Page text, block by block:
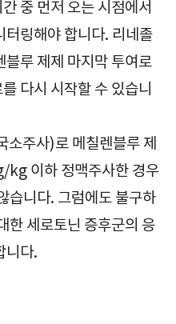
중 먼저 오는 시점에서
터링해야 합니다. 리네졸
블루 제제 마지막 투여로
다시 시작할 수 있습니
소주사)로 메칠렌블루 제
kg 이하 정맥주사한 경우
습니다. 그럼에도 불구하
한 세로토닌 증후군의 응
니다.